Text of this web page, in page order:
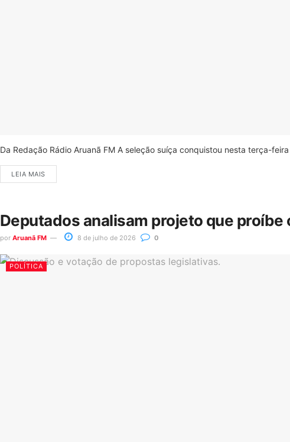
Da Redação Rádio Aruanã FM A seleção suíça conquistou nesta terça-
LEIA MAIS
Deputados analisam projeto que
por Aruanã FM 8 de julho de 2026 0
POLÍTICA